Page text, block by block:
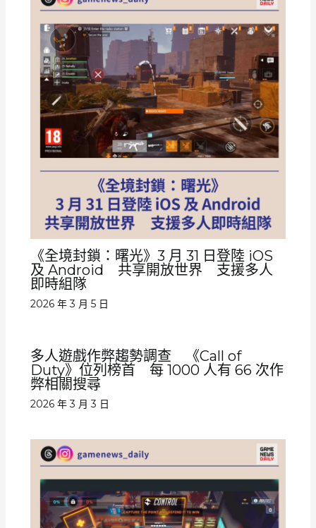
《全境封鎖：曙光》3 月 31 日登陸 iOS
及 Android 共享開放世界 支援多人
即時組隊
2026 年 3 月 5 日
多人遊戲作弊趨勢調查 《Call of
Duty》位列榜首 每 1000 人有 66 次作
弊相關搜尋
2026 年 3 月 3 日